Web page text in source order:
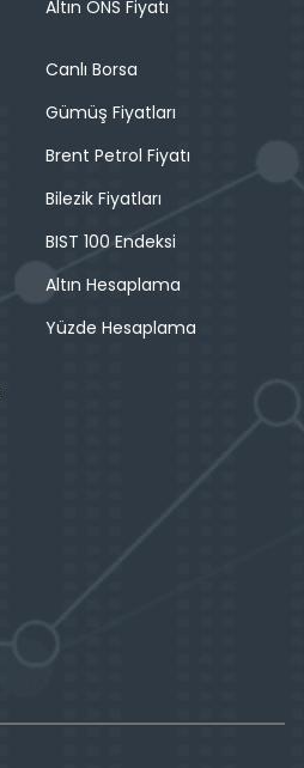
Altın ONS Fiyatı
Canlı Borsa
Gümüş Fiyatları
Brent Petrol Fiyatı
Bilezik Fiyatları
BIST 100 Endeksi
Altın Hesaplama
Yüzde Hesaplama